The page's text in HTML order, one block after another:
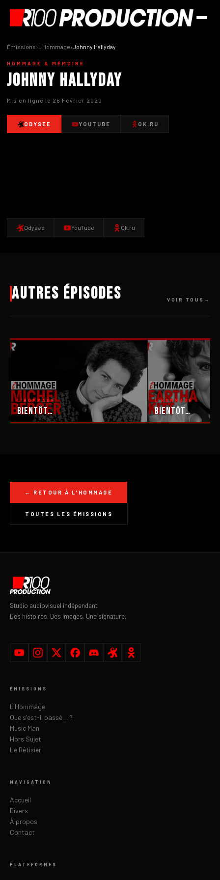
Émissions›L'Hommage›Johnny Hallyday
HOMMAGE & MÉMOIRE
Johnny Hallyday
Mis en ligne le 26 Février 2020
ODYSEE YOUTUBE OK.RU
Odysee YouTube Ok.ru
Autres épisodes VOIR TOUS
L'HOMMAGE
Bientôt…
L'HOMMAGE
Bientôt…
← RETOUR À L'HOMMAGE
TOUTES LES ÉMISSIONS
Studio audiovisuel indépendant.
Des histoires. Des images. Une signature.
ÉMISSIONS
L'Hommage
Que s'est-il passé… ?
Music Man
Hors Sujet
Le Bêtisier
NAVIGATION
Accueil
Divers
À propos
Contact
PLATEFORMES